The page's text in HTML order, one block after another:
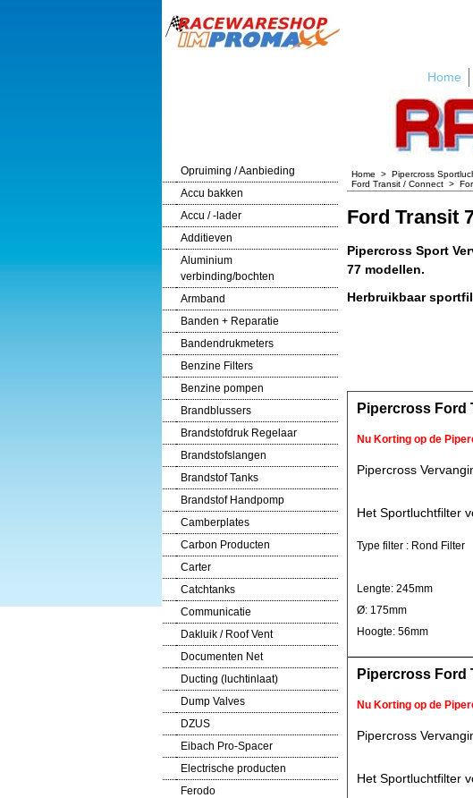
Home
Opruiming / Aanbieding
Accu bakken
Accu / -lader
Additieven
Aluminium
verbinding/bochten
Armband
Banden + Reparatie
Bandendrukmeters
Benzine Filters
Benzine pompen
Brandblussers
Brandstofdruk Regelaar
Brandstofslangen
Brandstof Tanks
Brandstof Handpomp
Camberplates
Carbon Producten
Carter
Catchtanks
Communicatie
Dakluik / Roof Vent
Documenten Net
Ducting (luchtinlaat)
Dump Valves
DZUS
Eibach Pro-Spacer
Electrische producten
Ferodo
Home > Pipercross
Ford Transit / Connect >
Ford Transit
Pipercross Sport
77 modellen.
Herbruikbaar
Pipercross Ford
Nu Korting op de
Pipercross
Het Sportluchtfilter
Type filter : Rond Filter
Lengte: 245mm
Ø: 175mm
Hoogte: 56mm
Pipercross Ford
Nu Korting op de
Pipercross
Het Sportluchtfilter